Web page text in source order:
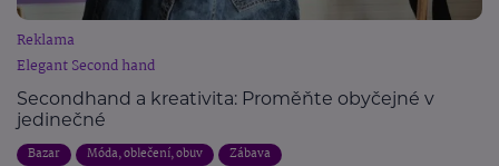
Reklama
Elegant Second hand
Secondhand a kreativita: Proměňte obyčejné v
jedinečné
Bazar Móda, oblečení, obuv Zábava